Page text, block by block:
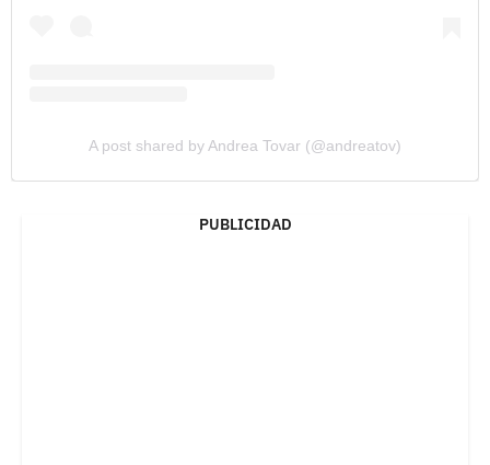
A post shared by Andrea Tovar (@andreatov)
PUBLICIDAD